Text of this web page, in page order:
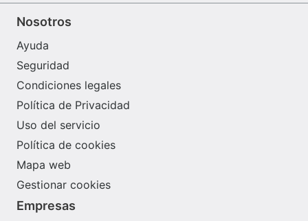
Nosotros
Ayuda
Seguridad
Condiciones legales
Política de Privacidad
Uso del servicio
Política de cookies
Mapa web
Gestionar cookies
Empresas